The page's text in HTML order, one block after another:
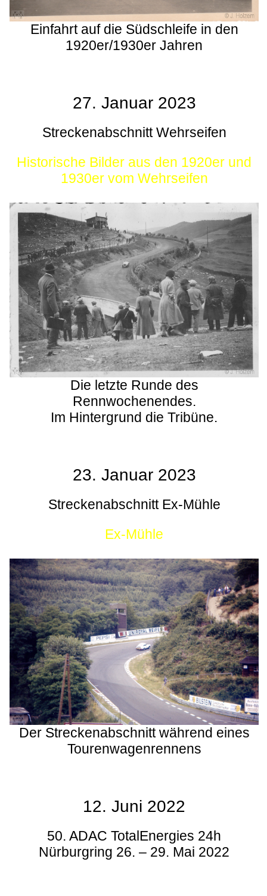
Einfahrt auf die Südschleife in den
1920er/1930er Jahren
27. Januar 2023
Streckenabschnitt Wehrseifen
Historische Bilder aus den 1920er und
1930er vom Wehrseifen
Die letzte Runde des
Rennwochenendes.
Im Hintergrund die Tribüne.
23. Januar 2023
Streckenabschnitt Ex-Mühle
Ex-Mühle
Der Streckenabschnitt während eines
Tourenwagenrennens
12. Juni 2022
50. ADAC TotalEnergies 24h
Nürburgring 26. – 29. Mai 2022